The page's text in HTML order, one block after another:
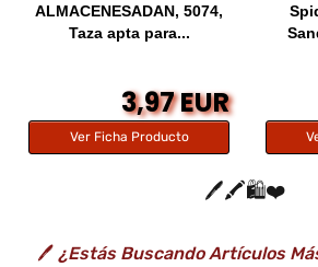
ALMACENESADAN, 5074,
Taza apta para...
3,97 EUR
Ver Ficha Producto
🖊️🖍️🛍️❤️
🖊️ ¿Estás Buscando Artículos